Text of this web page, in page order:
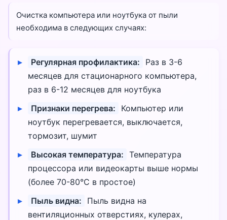
Очистка компьютера или ноутбука от пыли
необходима в следующих случаях:
Регулярная профилактика:
Раз в 3-6
месяцев для стационарного компьютера,
раз в 6-12 месяцев для ноутбука
Признаки перегрева:
Компьютер или
ноутбук перегревается, выключается,
тормозит, шумит
Высокая температура: Температура
процессора или видеокарты выше нормы
(более 70-80°C в простое)
Пыль видна:
Пыль видна на
вентиляционных отверстиях, кулерах,